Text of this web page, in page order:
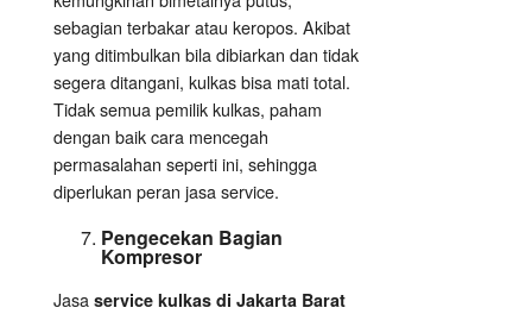
sebagian terbakar atau keropos. Akibat
yang ditimbulkan bila dibiarkan dan tidak
segera ditangani, kulkas bisa mati total.
Tidak semua pemilik kulkas, paham
dengan baik cara mencegah
permasalahan seperti ini, sehingga
diperlukan peran jasa service.
Pengecekan Bagian
Kompresor
Jasa service kulkas di Jakarta Barat